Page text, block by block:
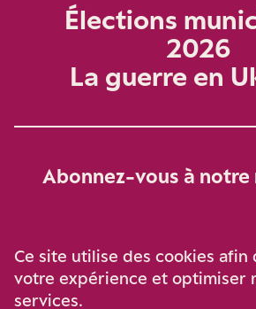
Élections
2026
La guerre en
Abonnez-vous à
Ce site utilise des cookies afin
votre expérience et optimiser
services.